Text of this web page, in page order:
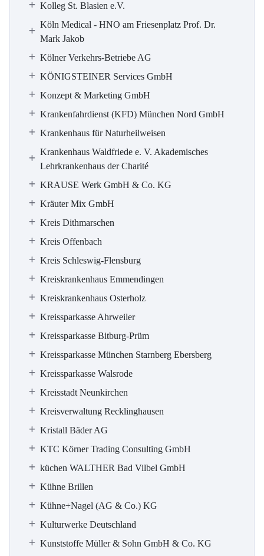
Kolleg St. Blasien e.V.
Köln Medical - HNO am Friesenplatz Prof. Dr.
Mark Jakob
Kölner Verkehrs-Betriebe AG
KÖNIGSTEINER Services GmbH
Konzept & Marketing GmbH
Krankenfahrdienst (KFD) München Nord GmbH
Krankenhaus für Naturheilweisen
Krankenhaus Waldfriede e. V. Akademisches
Lehrkrankenhaus der Charité
KRAUSE Werk GmbH & Co. KG
Kräuter Mix GmbH
Kreis Dithmarschen
Kreis Offenbach
Kreis Schleswig-Flensburg
Kreiskrankenhaus Emmendingen
Kreiskrankenhaus Osterholz
Kreissparkasse Ahrweiler
Kreissparkasse Bitburg-Prüm
Kreissparkasse München Starnberg Ebersberg
Kreissparkasse Walsrode
Kreisstadt Neunkirchen
Kreisverwaltung Recklinghausen
Kristall Bäder AG
KTC Körner Trading Consulting GmbH
küchen WALTHER Bad Vilbel GmbH
Kühne Brillen
Kühne+Nagel (AG & Co.) KG
Kulturwerke Deutschland
Kunststoffe Müller & Sohn GmbH & Co. KG